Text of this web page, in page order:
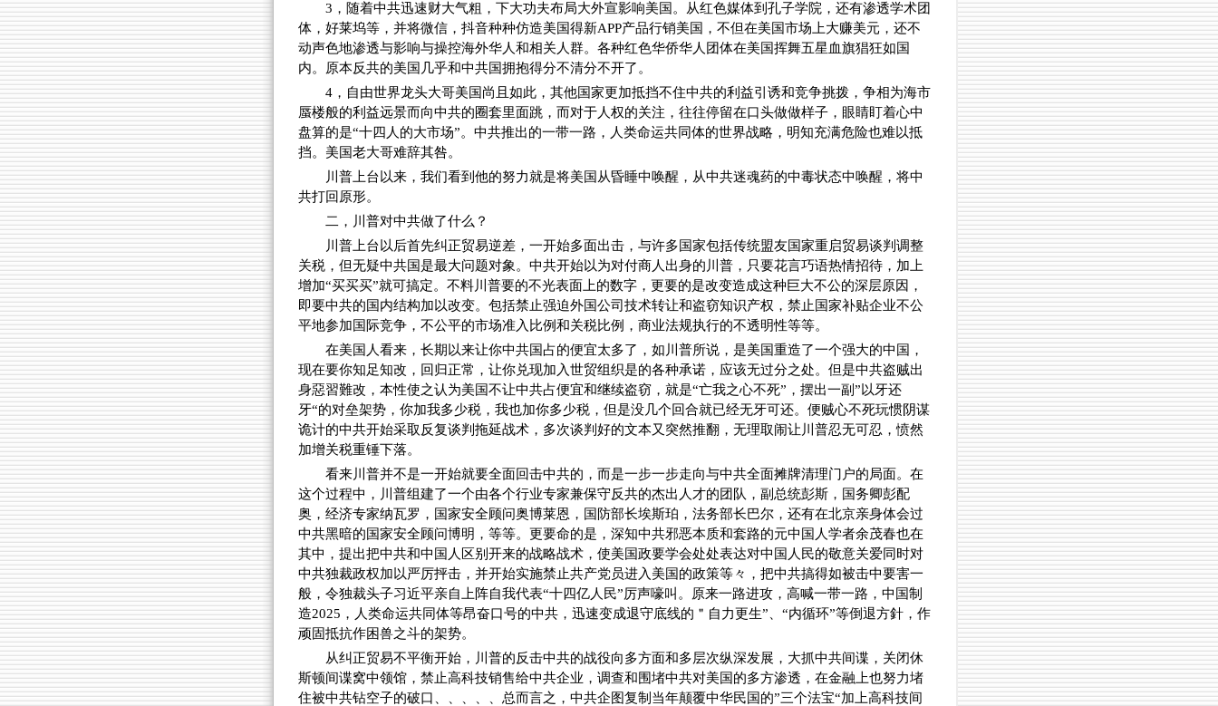
3，随着中共迅速财大气粗，下大功夫布局大外宣影响美国。从红色媒体到孔子学院，还有渗透学术团
体，好莱坞等，并将微信，抖音种种仿造美国得新APP产品行销美国，不但在美国市场上大赚美元，还不
动声色地渗透与影响与操控海外华人和相关人群。各种红色华侨华人团体在美国挥舞五星血旗猖狂如国
内。原本反共的美国几乎和中共国拥抱得分不清分不开了。
4，自由世界龙头大哥美国尚且如此，其他国家更加抵挡不住中共的利益引诱和竞争挑拨，争相为海市
蜃楼般的利益远景而向中共的圈套里面跳，而对于人权的关注，往往停留在口头做做样子，眼睛盯着心中
盘算的是“十四人的大市场”。中共推出的一带一路，人类命运共同体的世界战略，明知充满危险也难以抵
挡。美国老大哥难辞其咎。
川普上台以来，我们看到他的努力就是将美国从昏睡中唤醒，从中共迷魂药的中毒状态中唤醒，将中
共打回原形。
二，川普对中共做了什么？
川普上台以后首先纠正贸易逆差，一开始多面出击，与许多国家包括传统盟友国家重启贸易谈判调整
关税，但无疑中共国是最大问题对象。中共开始以为对付商人出身的川普，只要花言巧语热情招待，加上
增加“买买买”就可搞定。不料川普要的不光表面上的数字，更要的是改变造成这种巨大不公的深层原因，
即要中共的国内结构加以改变。包括禁止强迫外国公司技术转让和盗窃知识产权，禁止国家补贴企业不公
平地参加国际竞争，不公平的市场准入比例和关税比例，商业法规执行的不透明性等等。
在美国人看来，长期以来让你中共国占的便宜太多了，如川普所说，是美国重造了一个强大的中国，
现在要你知足知改，回归正常，让你兑现加入世贸组织是的各种承诺，应该无过分之处。但是中共盗贼出
身惡習難改，本性使之认为美国不让中共占便宜和继续盗窃，就是“亡我之心不死”，摆出一副”以牙还
牙“的对垒架势，你加我多少税，我也加你多少税，但是没几个回合就已经无牙可还。便贼心不死玩惯阴谋
诡计的中共开始采取反复谈判拖延战术，多次谈判好的文本又突然推翻，无理取闹让川普忍无可忍，愤然
加增关税重锤下落。
看来川普并不是一开始就要全面回击中共的，而是一步一步走向与中共全面摊牌清理门户的局面。在
这个过程中，川普组建了一个由各个行业专家兼保守反共的杰出人才的团队，副总统彭斯，国务卿彭配
奥，经济专家纳瓦罗，国家安全顾问奥博莱恩，国防部长埃斯珀，法务部长巴尔，还有在北京亲身体会过
中共黑暗的国家安全顾问博明，等等。更要命的是，深知中共邪恶本质和套路的元中国人学者余茂春也在
其中，提出把中共和中国人区别开来的战略战术，使美国政要学会处处表达对中国人民的敬意关爱同时对
中共独裁政权加以严厉抨击，并开始实施禁止共产党员进入美国的政策等々，把中共搞得如被击中要害一
般，令独裁头子习近平亲自上阵自我代表“十四亿人民”厉声嚎叫。原来一路进攻，高喊一带一路，中国制
造2025，人类命运共同体等昂奋口号的中共，迅速变成退守底线的＂自力更生”、“内循环”等倒退方針，作
顽固抵抗作困兽之斗的架势。
从纠正贸易不平衡开始，川普的反击中共的战役向多方面和多层次纵深发展，大抓中共间谍，关闭休
斯顿间谍窝中领馆，禁止高科技销售给中共企业，调查和围堵中共对美国的多方渗透，在金融上也努力堵
住被中共钻空子的破口、、、、、总而言之，中共企图复制当年颠覆中华民国的”三个法宝“加上高科技间